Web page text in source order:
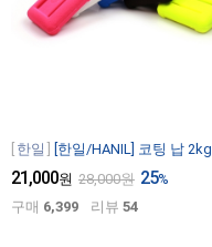
한일 [한일/HANIL] 코팅 납 2kg
21,000원 28,000원 25%
구매 6,399 리뷰 54